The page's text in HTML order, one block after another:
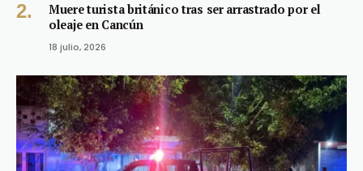
Muere turista británico tras ser arrastrado por el
oleaje en Cancún
18 julio, 2026